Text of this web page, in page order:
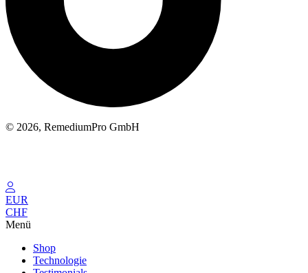
© 2026, RemediumPro GmbH
EUR
CHF
Menü
Shop
Technologie